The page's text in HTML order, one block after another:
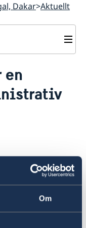
Om
Dakar Aktuellt
en
och
som talar